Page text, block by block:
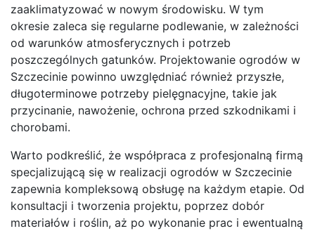
zaaklimatyzować w nowym środowisku. W tym
okresie zaleca się regularne podlewanie, w zależności
od warunków atmosferycznych i potrzeb
poszczególnych gatunków. Projektowanie ogrodów w
Szczecinie powinno uwzględniać również przyszłe,
długoterminowe potrzeby pielęgnacyjne, takie jak
przycinanie, nawożenie, ochrona przed szkodnikami i
chorobami.
Warto podkreślić, że współpraca z profesjonalną firmą
specjalizującą się w realizacji ogrodów w Szczecinie
zapewnia kompleksową obsługę na każdym etapie. Od
konsultacji i tworzenia projektu, poprzez dobór
materiałów i roślin, aż po wykonanie prac i ewentualną